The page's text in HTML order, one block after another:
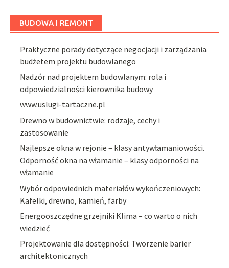
BUDOWA I REMONT
Praktyczne porady dotyczące negocjacji i zarządzania
budżetem projektu budowlanego
Nadzór nad projektem budowlanym: rola i
odpowiedzialności kierownika budowy
www.uslugi-tartaczne.pl
Drewno w budownictwie: rodzaje, cechy i
zastosowanie
Najlepsze okna w rejonie – klasy antywłamaniowości.
Odporność okna na włamanie – klasy odporności na
włamanie
Wybór odpowiednich materiałów wykończeniowych:
Kafelki, drewno, kamień, farby
Energooszczędne grzejniki Klima – co warto o nich
wiedzieć
Projektowanie dla dostępności: Tworzenie barier
architektonicznych